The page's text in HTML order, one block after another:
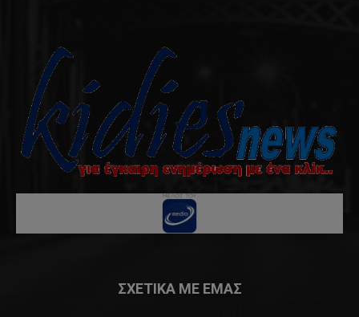
ΣΧΕΤΙΚΑ ΜΕ ΕΜΑΣ